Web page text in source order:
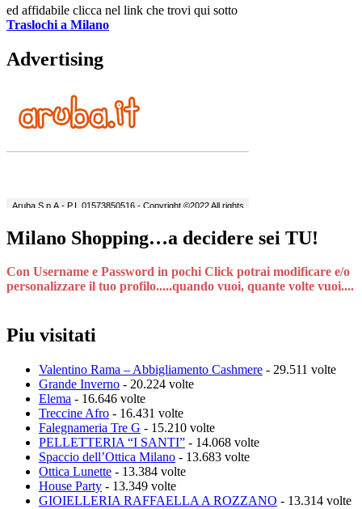
ed affidabile clicca nel link che trovi qui sotto
Traslochi a Milano
Advertising
Milano Shopping…a decidere sei TU!
Con Username e Password in pochi Click potrai modificare e/o
personalizzare il tuo profilo.....quando vuoi, quante volte vuoi....
Piu visitati
Valentino Rama – Abbigliamento Cashmere - 29.511 volte
Grande Inverno - 20.224 volte
Elema - 16.646 volte
Treccine Afro - 16.431 volte
Falegnameria Tre G - 15.210 volte
PELLETTERIA “I SANTI” - 14.068 volte
Spaccio dell’Ottica Milano - 13.683 volte
Ottica Lunette - 13.384 volte
House Party - 13.349 volte
GIOIELLERIA RAFFAELLA A ROZZANO - 13.314 volte